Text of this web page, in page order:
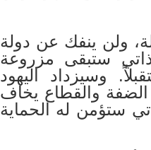
ولن ينفك عن دولة
ستبقى مزروعة
وسيزداد اليهود
والقطاع يخاف
ستؤمن له الحماية